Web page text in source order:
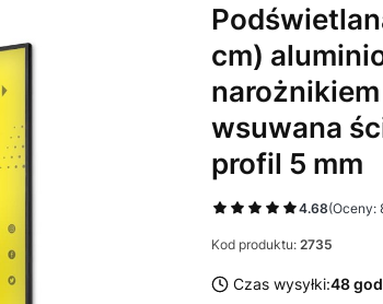
cm)
wsuwana
profil 5 mm
4.68(Oceny:
Kod produktu: 2735
Czas wysyłki:48